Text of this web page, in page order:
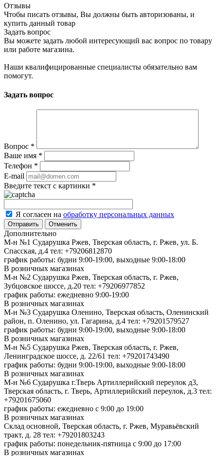
Отзывы
Чтобы писать отзывы, Вы должны быть авторизованы, и
купить данный товар
Задать вопрос
Вы можете задать любой интересующий вас вопрос по товару
или работе магазина.
Наши квалифицированные специалисты обязательно вам
помогут.
Задать вопрос
Вопрос *
Ваше имя *
Телефон *
E-mail
Введите текст с картинки *
Я согласен на обработку персональных данных
Отменить
Дополнительно
М-н №1 Сударушка Ржев, Тверская область, г. Ржев, ул. Б.
Спасская, д.4 тел: +79206812870
график работы: будни 9:00-19:00, выходные 9:00-18:00
В розничных магазинах
М-н №2 Cударушка Ржев, Тверская область, г. Ржев,
Зубцовское шоссе, д.20 тел: +79206977852
график работы: ежедневно 9:00-19:00
В розничных магазинах
М-н №3 Сударушка Оленино, Тверская область, Оленинский
район, п. Оленино, ул. Гагарина, д.4 тел: +79201579527
график работы: будни 9:00-19:00, выходные 9:00-18:00
В розничных магазинах
М-н №5 Сударушка Ржев, Тверская область, г. Ржев,
Ленинградское шоссе, д. 22/61 тел: +79201743490
график работы: будни 9:00-19:00, выходные 9:00-18:00
В розничных магазинах
М-н №6 Сударушка г.Тверь Артиллерийский переулок д3,
Тверская область, г. Тверь, Артиллерийский переулок, д.3 тел:
+79201675060
график работы: ежедневно с 9:00 до 19:00
В розничных магазинах
Склад основной, Тверская область, г. Ржев, Муравьёвский
тракт, д. 28 тел: +79201803243
график работы: понедельник-пятница с 9:00 до 17:00
В розничных магазинах